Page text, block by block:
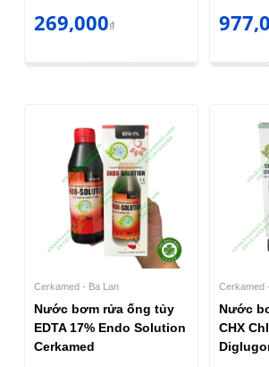
269,000₫
Cerkamed - Ba Lan
Nước bơm rửa ống tủy
EDTA 17% Endo Solution
Cerkamed
Cerkamed
Nước
CHX